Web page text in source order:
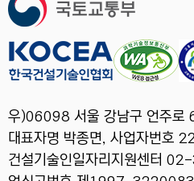
우)06098 서울 강남구 언주로
대표자명 박종면, 사업자번
건설기술인일자리지원센터